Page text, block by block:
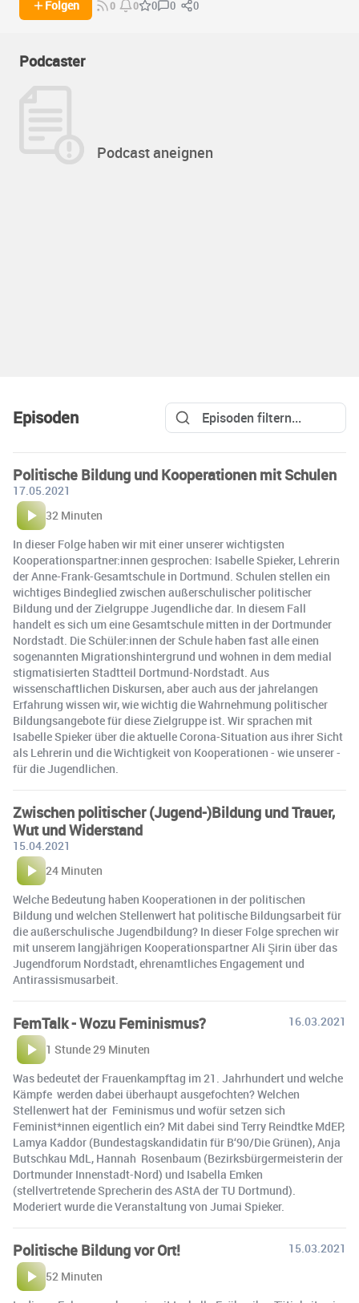
Folgen 0 0 0 0 0
Podcaster
Podcast aneignen
Episoden
Politische Bildung und Kooperationen mit Schulen
17.05.2021
32 Minuten
In dieser Folge haben wir mit einer unserer wichtigsten
Kooperationspartner:innen gesprochen: Isabelle Spieker, Lehrerin
der Anne-Frank-Gesamtschule in Dortmund. Schulen stellen ein
wichtiges Bindeglied zwischen außerschulischer politischer
Bildung und der Zielgruppe Jugendliche dar. In diesem Fall
handelt es sich um eine Gesamtschule mitten in der Dortmunder
Nordstadt. Die Schüler:innen der Schule haben fast alle einen
sogenannten Migrationshintergrund und wohnen in dem medial
stigmatisierten Stadtteil Dortmund-Nordstadt. Aus
wissenschaftlichen Diskursen, aber auch aus der jahrelangen
Erfahrung wissen wir, wie wichtig die Wahrnehmung politischer
Bildungsangebote für diese Zielgruppe ist. Wir sprachen mit
Isabelle Spieker über die aktuelle Corona-Situation aus ihrer Sicht
als Lehrerin und die Wichtigkeit von Kooperationen - wie unserer -
für die Jugendlichen.
Zwischen politischer (Jugend-)Bildung und Trauer,
Wut und Widerstand
15.04.2021
24 Minuten
Welche Bedeutung haben Kooperationen in der politischen
Bildung und welchen Stellenwert hat politische Bildungsarbeit für
die außerschulische Jugendbildung? In dieser Folge sprechen wir
mit unserem langjährigen Kooperationspartner Ali Şirin über das
Jugendforum Nordstadt, ehrenamtliches Engagement und
Antirassismusarbeit.
FemTalk - Wozu Feminismus?
16.03.2021
1 Stunde 29 Minuten
Was bedeutet der Frauenkampftag im 21. Jahrhundert und welche
Kämpfe werden dabei überhaupt ausgefochten? Welchen
Stellenwert hat der Feminismus und wofür setzen sich
Feminist*innen eigentlich ein? Mit dabei sind Terry Reindtke MdEP,
Lamya Kaddor (Bundestagskandidatin für B‘90/Die Grünen), Anja
Butschkau MdL, Hannah Rosenbaum (Bezirksbürgermeisterin der
Dortmunder Innenstadt-Nord) und Isabella Emken
(stellvertretende Sprecherin des AStA der TU Dortmund).
Moderiert wurde die Veranstaltung von Jumai Spieker.
Politische Bildung vor Ort!
15.03.2021
52 Minuten